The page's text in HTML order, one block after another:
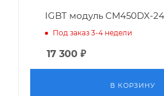
IGBT модуль CM450DX-
Под заказ 3-4 недели
17 300 ₽
В КОРЗИНУ